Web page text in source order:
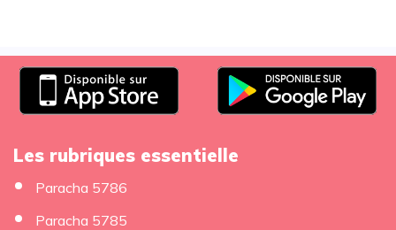
Les rubriques essentielle
Paracha 5786
Paracha 5785